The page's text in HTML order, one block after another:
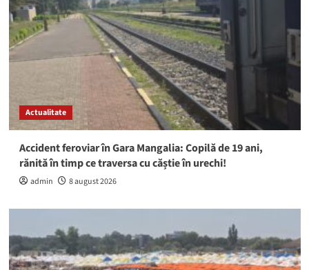
Actualitate
Accident feroviar în Gara Mangalia: Copilă de 19 ani,
rănită în timp ce traversa cu căștie în urechi!
admin 8 august 2026